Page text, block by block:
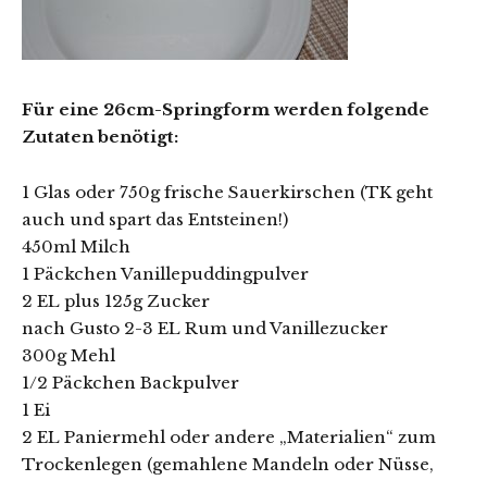
Für eine 26cm-Springform werden folgende
Zutaten benötigt:
1 Glas oder 750g frische Sauerkirschen (TK geht
auch und spart das Entsteinen!)
450ml Milch
1 Päckchen Vanillepuddingpulver
2 EL plus 125g Zucker
nach Gusto 2-3 EL Rum und Vanillezucker
300g Mehl
1/2 Päckchen Backpulver
1 Ei
2 EL Paniermehl oder andere „Materialien“ zum
Trockenlegen (gemahlene Mandeln oder Nüsse,